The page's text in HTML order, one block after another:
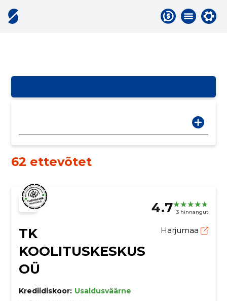
62 ettevõtet
4.7 3 hinnangut
TK
KOOLITUSKESKUS
OÜ
Harjumaa
Krediidiskoor: Usaldusväärne